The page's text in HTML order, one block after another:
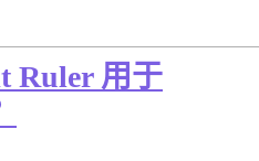
Ruler 用于